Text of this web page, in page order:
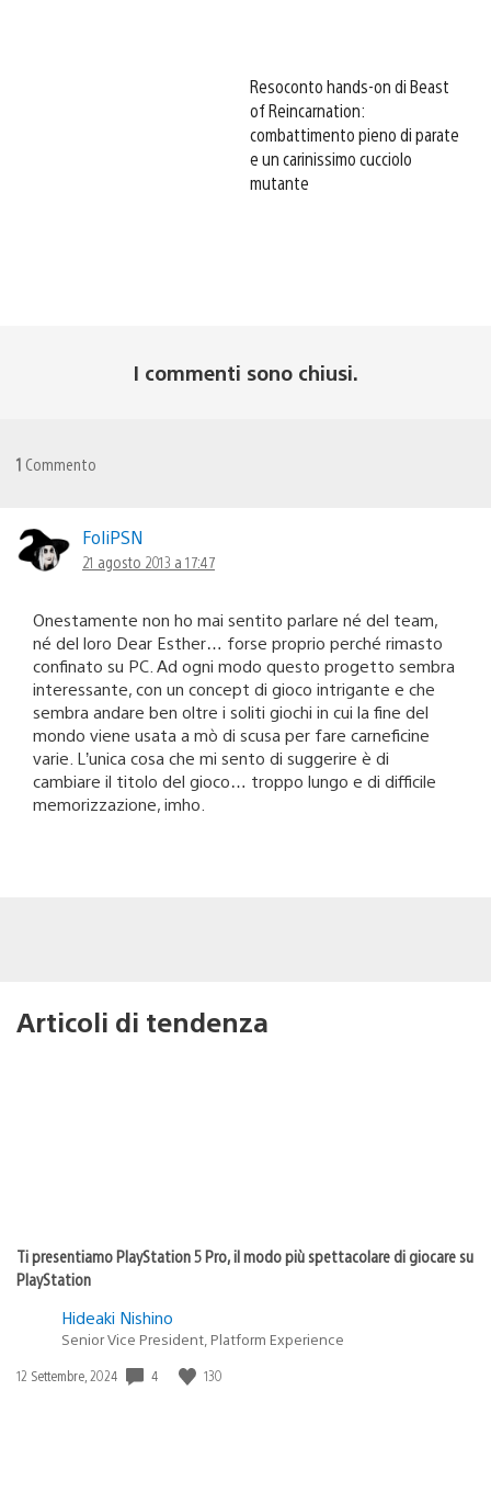
Resoconto hands-on di Beast
of Reincarnation:
combattimento pieno di parate
e un carinissimo cucciolo
mutante
I commenti sono chiusi.
1 Commento
FoliPSN
21 agosto 2013 a 17:47
Onestamente non ho mai sentito parlare né del team,
né del loro Dear Esther… forse proprio perché rimasto
confinato su PC. Ad ogni modo questo progetto sembra
interessante, con un concept di gioco intrigante e che
sembra andare ben oltre i soliti giochi in cui la fine del
mondo viene usata a mò di scusa per fare carneficine
varie. L’unica cosa che mi sento di suggerire è di
cambiare il titolo del gioco… troppo lungo e di difficile
memorizzazione, imho.
Articoli di tendenza
Ti presentiamo PlayStation 5 Pro, il modo più spettacolare di giocare su
PlayStation
Hideaki Nishino
Senior Vice President, Platform Experience
Data
12 Settembre, 2024 4 130